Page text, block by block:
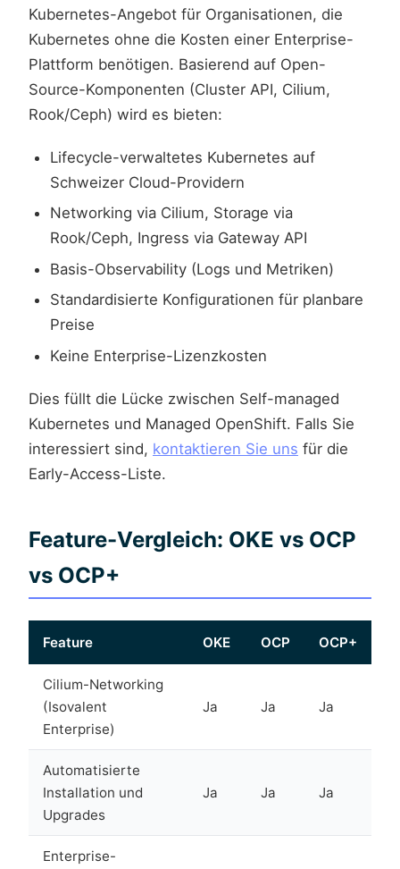
Kubernetes-Angebot für Organisationen, die
Kubernetes ohne die Kosten einer Enterprise-
Plattform benötigen. Basierend auf Open-
Source-Komponenten (Cluster API, Cilium,
Rook/Ceph) wird es bieten:
Lifecycle-verwaltetes Kubernetes auf
Schweizer Cloud-Providern
Networking via Cilium, Storage via
Rook/Ceph, Ingress via Gateway API
Basis-Observability (Logs und Metriken)
Standardisierte Konfigurationen für planbare
Preise
Keine Enterprise-Lizenzkosten
Dies füllt die Lücke zwischen Self-managed
Kubernetes und Managed OpenShift. Falls Sie
interessiert sind, kontaktieren Sie uns für die
Early-Access-Liste.
Feature-Vergleich: OKE vs OCP
vs OCP+
Feature OKE OCP OCP+
Cilium-Networking
(Isovalent
Enterprise)
Ja Ja Ja
Automatisierte
Installation und
Upgrades
Ja Ja Ja
Enterprise-